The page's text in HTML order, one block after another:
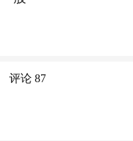
评论 87